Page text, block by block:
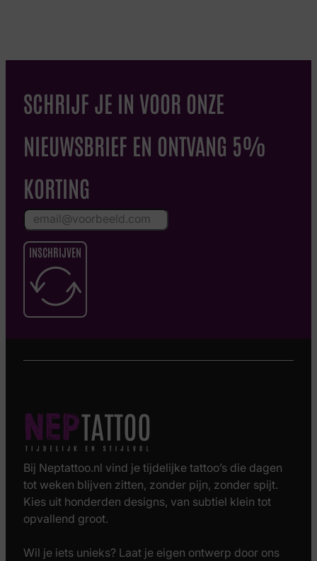
SCHRIJF JE IN VOOR ONZE
NIEUWSBRIEF EN ONTVANG 5%
KORTING
INSCHRIJVEN
Bij Neptattoo.nl vind je tijdelijke tattoo’s die dagen
tot weken blijven zitten, zonder pijn, zonder spijt.
Kies uit honderden designs, van subtiel klein tot
opvallend groot.
Wil je iets unieks? Laat je eigen ontwerp door ons